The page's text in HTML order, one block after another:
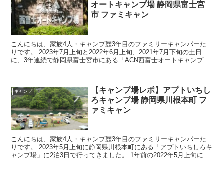
オートキャンプ場 静岡県富士宮
市 ファミキャン
こんにちは、家族4人・キャンプ歴3年目のファミリーキャンパーた
りです。 2023年7月上旬と2022年6月上旬、2021年7月下旬の土日
に、3年連続で静岡県富士宮市にある「ACN西富士オートキャンプ
キャンプ
【キャンプ場レポ】アプトいちし
ろキャンプ場 静岡県川根本町 フ
ァミキャン
こんにちは、家族4人・キャンプ歴3年目のファミリーキャンパーた
りです。 2023年5月上旬に静岡県川根本町にある「アプトいちしろキ
ャンプ場」に2泊3日で行ってきました。 1年前の2022年5月上旬にも